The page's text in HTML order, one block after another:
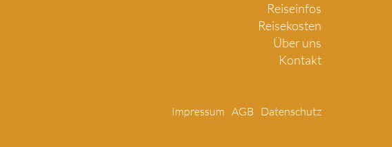
Reiseinfos
Reisekosten
Über uns
Kontakt
Impressum AGB Datenschutz